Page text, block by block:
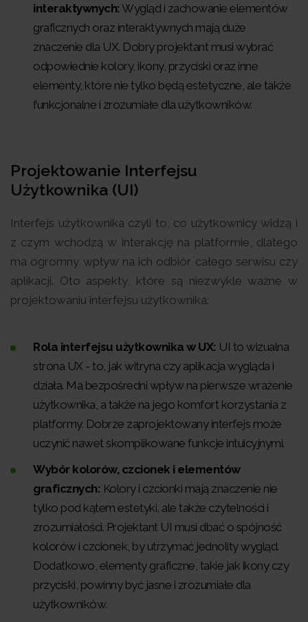
interaktywnych: Wygląd i zachowanie elementów
graficznych oraz interaktywnych mają duże
znaczenie dla UX. Dobry projektant musi wybrać
odpowiednie kolory, ikony, przyciski oraz inne
elementy, które nie tylko będą estetyczne, ale także
funkcjonalne i zrozumiałe dla użytkowników.
Projektowanie Interfejsu
Użytkownika (UI)
Interfejs użytkownika czyli to, co użytkownicy widzą i
z czym wchodzą w interakcję na platformie, dlatego
ma ogromny wpływ na ich odbiór całego serwisu czy
aplikacji. Oto aspekty, które są niezwykle ważne w
projektowaniu interfejsu użytkownika:
Rola interfejsu użytkownika w UX: UI to wizualna
strona UX - to, jak witryna czy aplikacja wygląda i
działa. Ma bezpośredni wpływ na pierwsze wrażenie
użytkownika, a także na jego komfort korzystania z
platformy. Dobrze zaprojektowany interfejs może
uczynić nawet skomplikowane funkcje intuicyjnymi.
Wybór kolorów, czcionek i elementów
graficznych: Kolory i czcionki mają znaczenie nie
tylko pod kątem estetyki, ale także czytelności i
zrozumiałości. Projektant UI musi dbać o spójność
kolorów i czcionek, by utrzymać jednolity wygląd.
Dodatkowo, elementy graficzne, takie jak ikony czy
przyciski, powinny być jasne i zrozumiałe dla
użytkowników.